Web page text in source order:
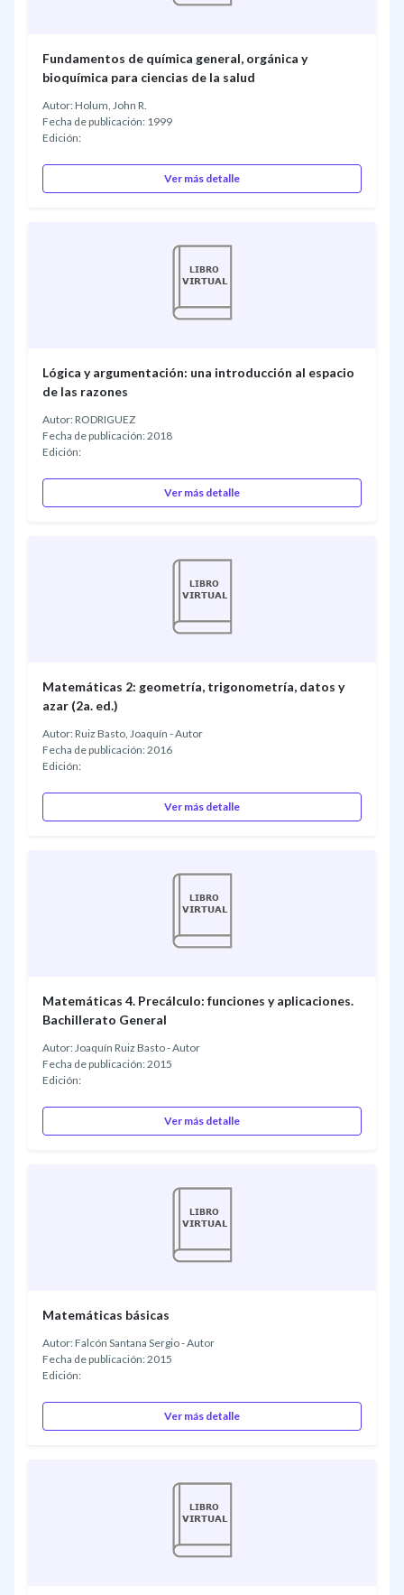
Fundamentos de química general, orgánica y
bioquímica para ciencias de la salud
Autor: Holum, John R.
Fecha de publicación: 1999
Edición:
Ver más detalle
Lógica y argumentación: una introducción al espacio
de las razones
Autor: RODRIGUEZ
Fecha de publicación: 2018
Edición:
Ver más detalle
Matemáticas 2: geometría, trigonometría, datos y
azar (2a. ed.)
Autor: Ruiz Basto, Joaquín - Autor
Fecha de publicación: 2016
Edición:
Ver más detalle
Matemáticas 4. Precálculo: funciones y aplicaciones.
Bachillerato General
Autor: Joaquín Ruiz Basto - Autor
Fecha de publicación: 2015
Edición:
Ver más detalle
Matemáticas básicas
Autor: Falcón Santana Sergio - Autor
Fecha de publicación: 2015
Edición:
Ver más detalle